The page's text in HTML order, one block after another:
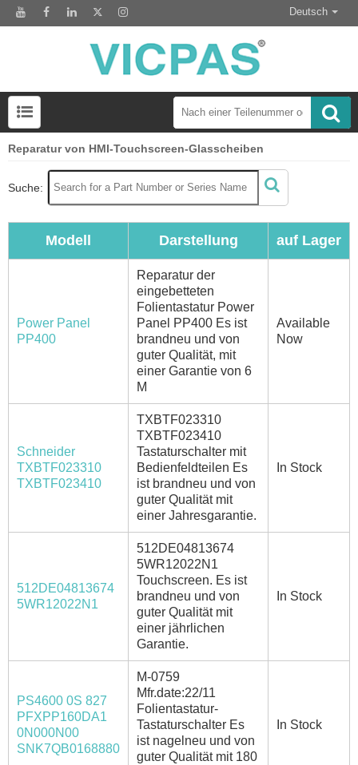
Deutsch
Reparatur von HMI-Touchscreen-Glasscheiben
Suche:
Modell Darstellung auf Lager
Power Panel
PP400
Reparatur der
eingebetteten
Folientastatur Power
Panel PP400 Es ist
brandneu und von
guter Qualität, mit
einer Garantie von 6
M
Available
Now
Schneider
TXBTF023310
TXBTF023410
TXBTF023310
TXBTF023410
Tastaturschalter mit
Bedienfeldteilen Es
ist brandneu und von
guter Qualität mit
einer Jahresgarantie.
In Stock
512DE04813674
5WR12022N1
512DE04813674
5WR12022N1
Touchscreen. Es ist
brandneu und von
guter Qualität mit
einer jährlichen
Garantie.
In Stock
PS4600 0S 827
PFXPP160DA1
0N000N00
SNK7QB0168880
M-0759
Mfr.date:22/11
Folientastatur-
Tastaturschalter Es
ist nagelneu und von
guter Qualität mit 180
In Stock